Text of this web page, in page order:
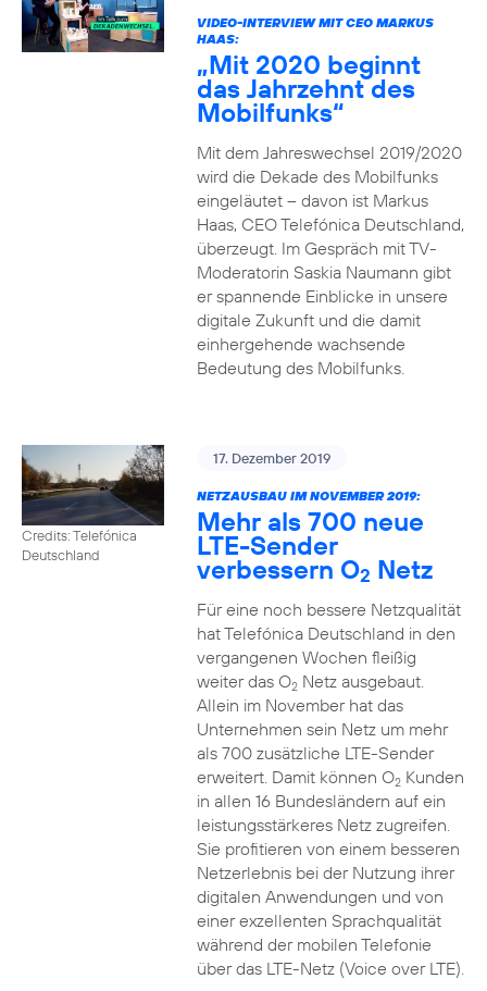
VIDEO-INTERVIEW MIT CEO MARKUS
HAAS:
„Mit 2020 beginnt
das Jahrzehnt des
Mobilfunks“
Mit dem Jahreswechsel 2019/2020
wird die Dekade des Mobilfunks
eingeläutet – davon ist Markus
Haas, CEO Telefónica Deutschland,
überzeugt. Im Gespräch mit TV-
Moderatorin Saskia Naumann gibt
er spannende Einblicke in unsere
digitale Zukunft und die damit
einhergehende wachsende
Bedeutung des Mobilfunks.
Credits: Telefónica
Deutschland
17. Dezember 2019
NETZAUSBAU IM NOVEMBER 2019:
Mehr als 700 neue
LTE-Sender
verbessern O2 Netz
Für eine noch bessere Netzqualität
hat Telefónica Deutschland in den
vergangenen Wochen fleißig
weiter das O2Netz ausgebaut.
Allein im November hat das
Unternehmen sein Netz um mehr
als 700 zusätzliche LTE-Sender
erweitert. Damit können O2Kunden
in allen 16 Bundesländern auf ein
leistungsstärkeres Netz zugreifen.
Sie profitieren von einem besseren
Netzerlebnis bei der Nutzung ihrer
digitalen Anwendungen und von
einer exzellenten Sprachqualität
während der mobilen Telefonie
über das LTE-Netz (Voice over LTE).